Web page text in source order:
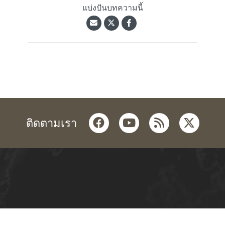
แบ่งปันบทความนี้
ติดตามเรา facebookyoutube
rss twitter